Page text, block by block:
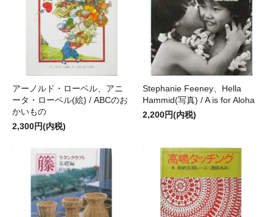
アーノルド・ローベル、アニ
ータ・ローベル(絵) / ABCのお
かいもの
2,300円(内税)
Stephanie Feeney、Hella
Hammid(写真) / A is for Aloha
2,200円(内税)